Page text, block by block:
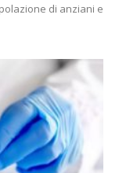
di anziani e